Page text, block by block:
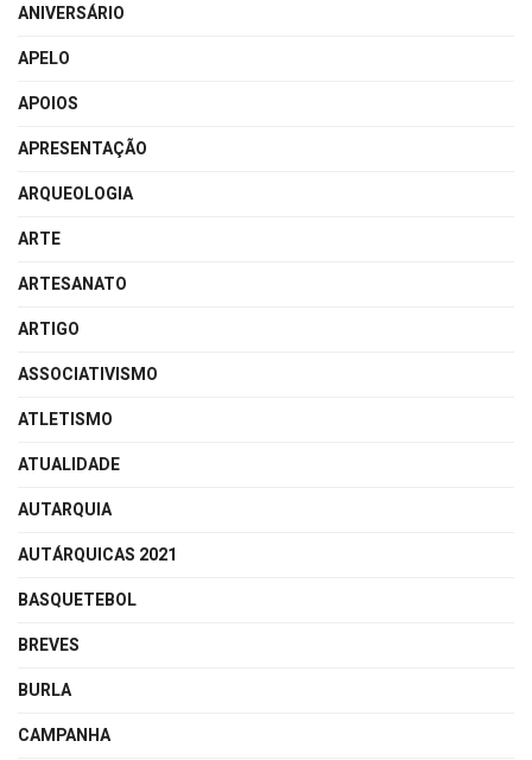
ANIVERSÁRIO
APELO
APOIOS
APRESENTAÇÃO
ARQUEOLOGIA
ARTE
ARTESANATO
ARTIGO
ASSOCIATIVISMO
ATLETISMO
ATUALIDADE
AUTARQUIA
AUTÁRQUICAS 2021
BASQUETEBOL
BREVES
BURLA
CAMPANHA